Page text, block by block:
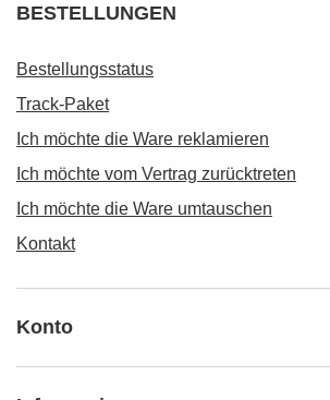
BESTELLUNGEN
Bestellungsstatus
Track-Paket
Ich möchte die Ware reklamieren
Ich möchte vom Vertrag zurücktreten
Ich möchte die Ware umtauschen
Kontakt
Konto